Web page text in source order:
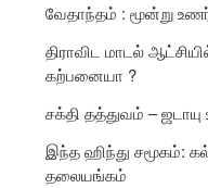
வேதாந்தம் : மூன்று
திராவிட மாடல்
கற்பனையா ?
சக்தி தத்துவம் – ஜடாயு
இந்த ஹிந்து சமூகம்:
தலையங்கம்